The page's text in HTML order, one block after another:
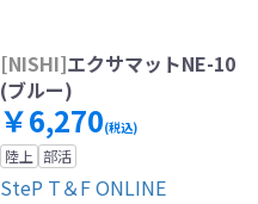
[NISHI]エクサマットNE-10
(ブルー)
￥6,270(税込)
陸上 部活
SteP T＆F ONLINE